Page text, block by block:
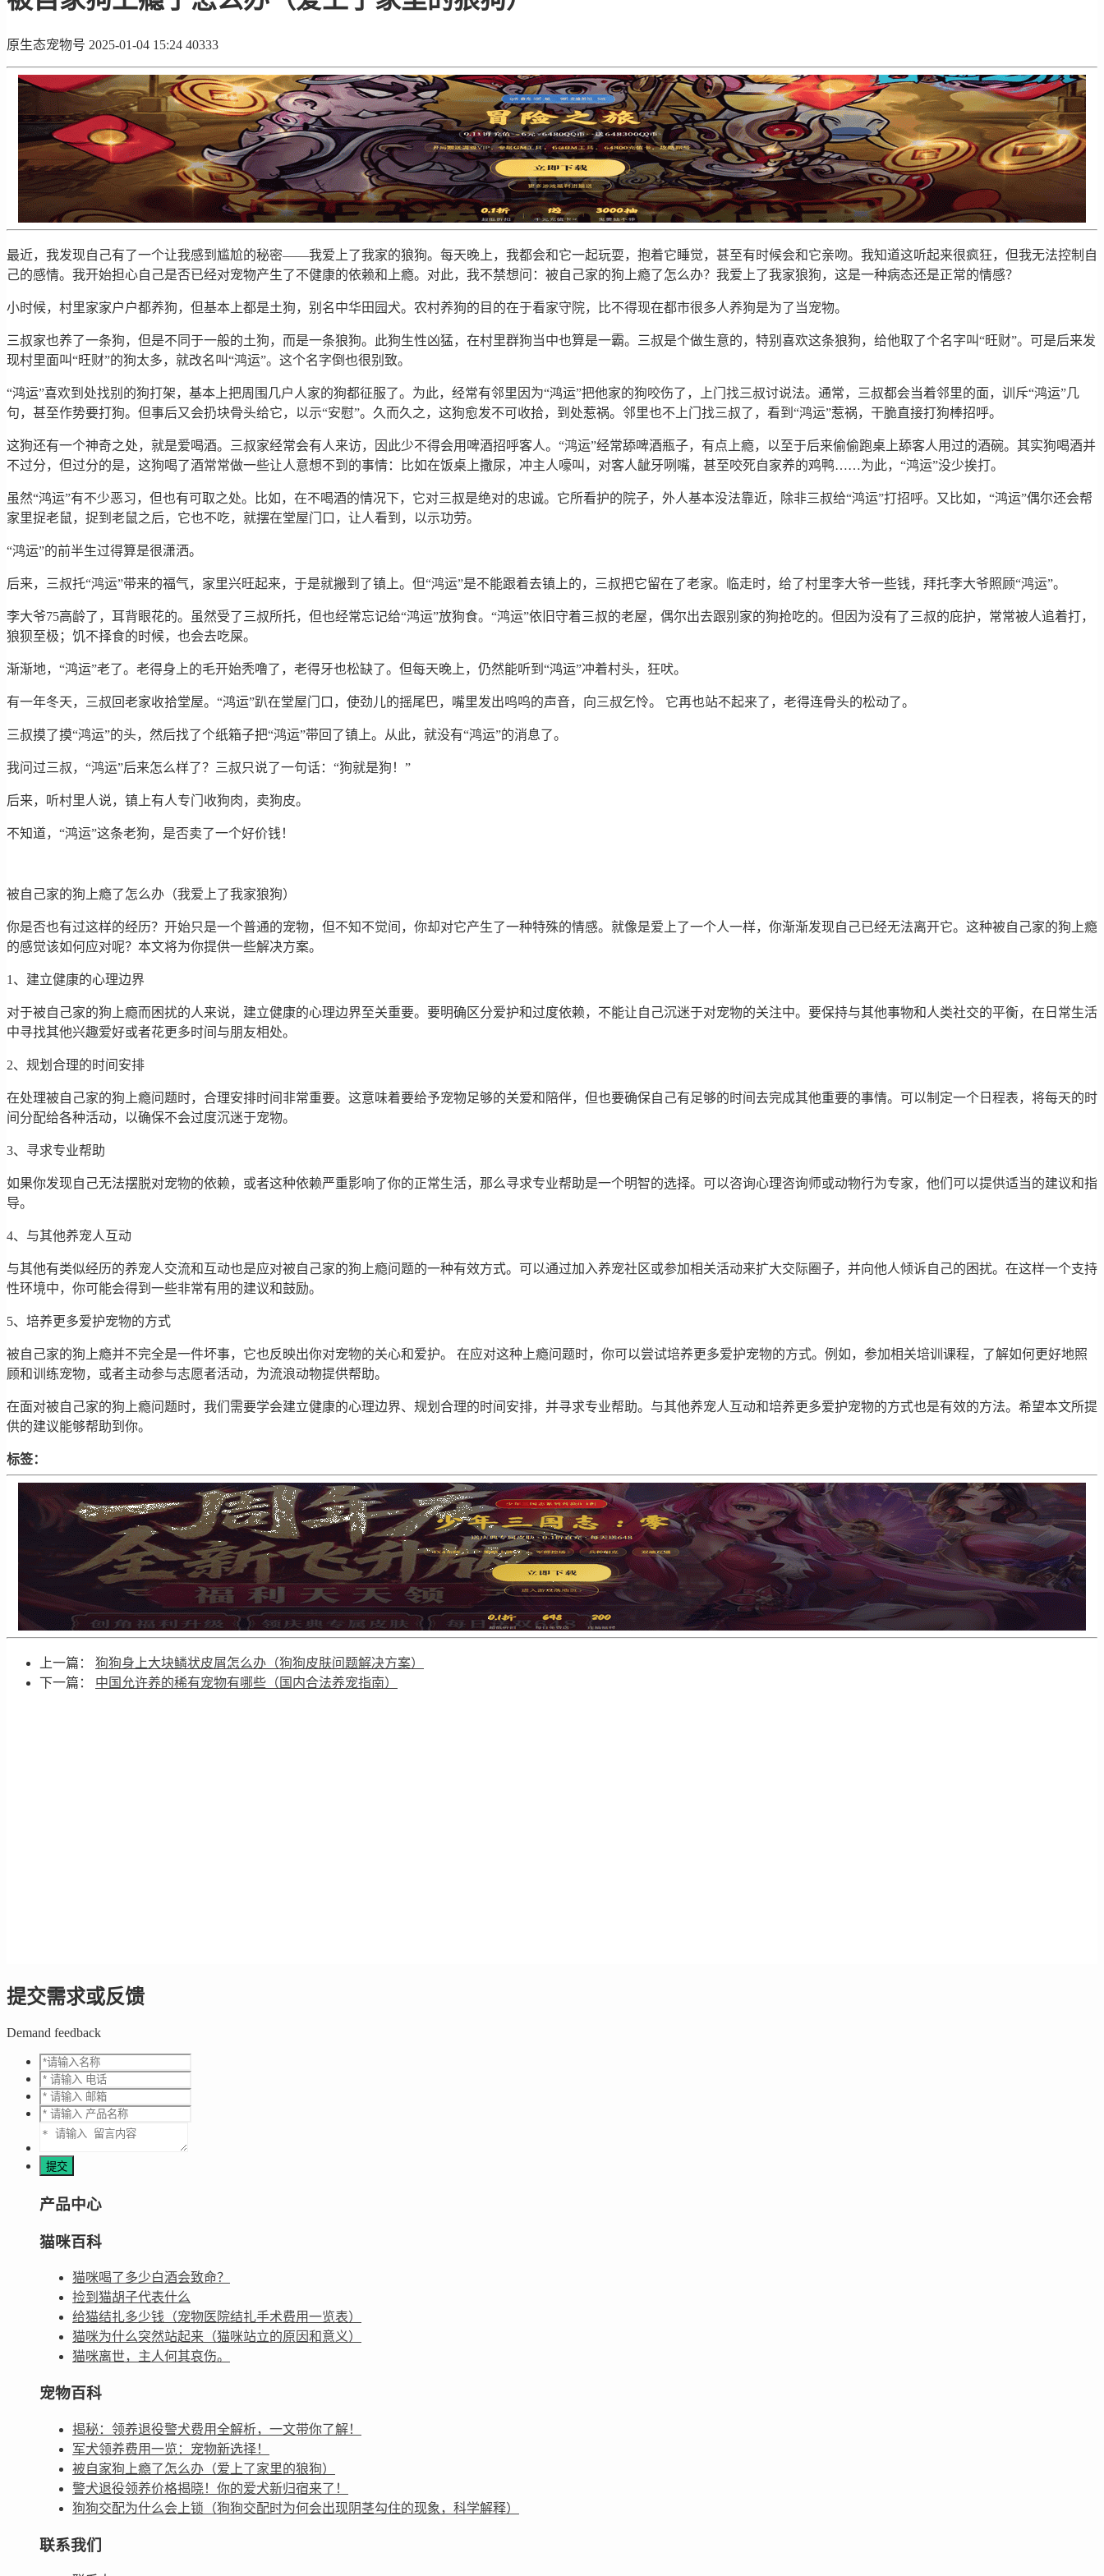
原生态宠物号 2025-01-04 15:24 40333
最近，我发现自己有了一个让我感到尴尬的秘密——我爱上了我家的狼狗。每天晚上，我都会和它一起玩耍，抱着它睡觉，甚至有时候会和它亲吻。我知道这听起来很疯狂，但我无法控制自
己的感情。我开始担心自己是否已经对宠物产生了不健康的依赖和上瘾。对此，我不禁想问：被自己家的狗上瘾了怎么办？我爱上了我家狼狗，这是一种病态还是正常的情感？
小时候，村里家家户户都养狗，但基本上都是土狗，别名中华田园犬。农村养狗的目的在于看家守院，比不得现在都市很多人养狗是为了当宠物。
三叔家也养了一条狗，但是不同于一般的土狗，而是一条狼狗。此狗生性凶猛，在村里群狗当中也算是一霸。三叔是个做生意的，特别喜欢这条狼狗，给他取了个名字叫“旺财”。可是后来发
现村里面叫“旺财”的狗太多，就改名叫“鸿运”。这个名字倒也很别致。
“鸿运”喜欢到处找别的狗打架，基本上把周围几户人家的狗都征服了。为此，经常有邻里因为“鸿运”把他家的狗咬伤了，上门找三叔讨说法。通常，三叔都会当着邻里的面，训斥“鸿运”几
句，甚至作势要打狗。但事后又会扔块骨头给它，以示“安慰”。久而久之，这狗愈发不可收拾，到处惹祸。邻里也不上门找三叔了，看到“鸿运”惹祸，干脆直接打狗棒招呼。
这狗还有一个神奇之处，就是爱喝酒。三叔家经常会有人来访，因此少不得会用啤酒招呼客人。“鸿运”经常舔啤酒瓶子，有点上瘾，以至于后来偷偷跑桌上舔客人用过的酒碗。其实狗喝酒并
不过分，但过分的是，这狗喝了酒常常做一些让人意想不到的事情：比如在饭桌上撒尿，冲主人嚎叫，对客人龇牙咧嘴，甚至咬死自家养的鸡鸭……为此，“鸿运”没少挨打。
虽然“鸿运”有不少恶习，但也有可取之处。比如，在不喝酒的情况下，它对三叔是绝对的忠诚。它所看护的院子，外人基本没法靠近，除非三叔给“鸿运”打招呼。又比如，“鸿运”偶尔还会帮
家里捉老鼠，捉到老鼠之后，它也不吃，就摆在堂屋门口，让人看到，以示功劳。
“鸿运”的前半生过得算是很潇洒。
后来，三叔托“鸿运”带来的福气，家里兴旺起来，于是就搬到了镇上。但“鸿运”是不能跟着去镇上的，三叔把它留在了老家。临走时，给了村里李大爷一些钱，拜托李大爷照顾“鸿运”。
李大爷75高龄了，耳背眼花的。虽然受了三叔所托，但也经常忘记给“鸿运”放狗食。“鸿运”依旧守着三叔的老屋，偶尔出去跟别家的狗抢吃的。但因为没有了三叔的庇护，常常被人追着打，
狼狈至极；饥不择食的时候，也会去吃屎。
渐渐地，“鸿运”老了。老得身上的毛开始秃噜了，老得牙也松缺了。但每天晚上，仍然能听到“鸿运”冲着村头，狂吠。
有一年冬天，三叔回老家收拾堂屋。“鸿运”趴在堂屋门口，使劲儿的摇尾巴，嘴里发出呜呜的声音，向三叔乞怜。 它再也站不起来了，老得连骨头的松动了。
三叔摸了摸“鸿运”的头，然后找了个纸箱子把“鸿运”带回了镇上。从此，就没有“鸿运”的消息了。
我问过三叔，“鸿运”后来怎么样了？三叔只说了一句话：“狗就是狗！”
后来，听村里人说，镇上有人专门收狗肉，卖狗皮。
不知道，“鸿运”这条老狗，是否卖了一个好价钱！
被自己家的狗上瘾了怎么办（我爱上了我家狼狗）
你是否也有过这样的经历？开始只是一个普通的宠物，但不知不觉间，你却对它产生了一种特殊的情感。就像是爱上了一个人一样，你渐渐发现自己已经无法离开它。这种被自己家的狗上瘾
的感觉该如何应对呢？本文将为你提供一些解决方案。
1、建立健康的心理边界
对于被自己家的狗上瘾而困扰的人来说，建立健康的心理边界至关重要。要明确区分爱护和过度依赖，不能让自己沉迷于对宠物的关注中。要保持与其他事物和人类社交的平衡，在日常生活
中寻找其他兴趣爱好或者花更多时间与朋友相处。
2、规划合理的时间安排
在处理被自己家的狗上瘾问题时，合理安排时间非常重要。这意味着要给予宠物足够的关爱和陪伴，但也要确保自己有足够的时间去完成其他重要的事情。可以制定一个日程表，将每天的时
间分配给各种活动，以确保不会过度沉迷于宠物。
3、寻求专业帮助
如果你发现自己无法摆脱对宠物的依赖，或者这种依赖严重影响了你的正常生活，那么寻求专业帮助是一个明智的选择。可以咨询心理咨询师或动物行为专家，他们可以提供适当的建议和指
导。
4、与其他养宠人互动
与其他有类似经历的养宠人交流和互动也是应对被自己家的狗上瘾问题的一种有效方式。可以通过加入养宠社区或参加相关活动来扩大交际圈子，并向他人倾诉自己的困扰。在这样一个支持
性环境中，你可能会得到一些非常有用的建议和鼓励。
5、培养更多爱护宠物的方式
被自己家的狗上瘾并不完全是一件坏事，它也反映出你对宠物的关心和爱护。 在应对这种上瘾问题时，你可以尝试培养更多爱护宠物的方式。例如，参加相关培训课程，了解如何更好地照
顾和训练宠物，或者主动参与志愿者活动，为流浪动物提供帮助。
在面对被自己家的狗上瘾问题时，我们需要学会建立健康的心理边界、规划合理的时间安排，并寻求专业帮助。与其他养宠人互动和培养更多爱护宠物的方式也是有效的方法。希望本文所提
供的建议能够帮助到你。
标签：
上一篇： 狗狗身上大块鳞状皮屑怎么办（狗狗皮肤问题解决方案）
下一篇： 中国允许养的稀有宠物有哪些（国内合法养宠指南）
提交需求或反馈
Demand feedback
产品中心
猫咪百科
猫咪喝了多少白酒会致命？
捡到猫胡子代表什么
给猫结扎多少钱（宠物医院结扎手术费用一览表）
猫咪为什么突然站起来（猫咪站立的原因和意义）
猫咪离世，主人何其哀伤。
宠物百科
揭秘：领养退役警犬费用全解析，一文带你了解！
军犬领养费用一览：宠物新选择！
被自家狗上瘾了怎么办（爱上了家里的狼狗）
警犬退役领养价格揭晓！你的爱犬新归宿来了！
狗狗交配为什么会上锁（狗狗交配时为何会出现阴茎勾住的现象，科学解释）
联系我们